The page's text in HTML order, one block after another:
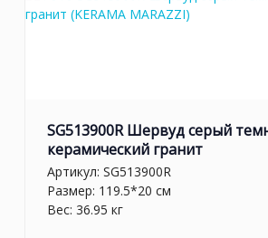
SG513900R Шервуд серый
керамический гранит
Артикул: SG513900R
Размер: 119.5*20 см
Вес: 36.95 кг